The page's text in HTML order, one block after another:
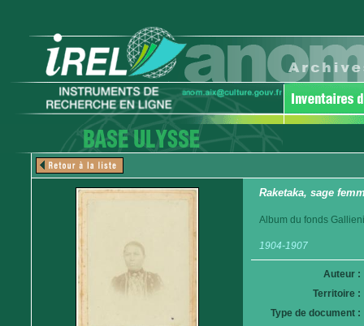
Raketaka, sage
Album du fonds
1904-1907
Auteur :
Territoire :
Type de document :